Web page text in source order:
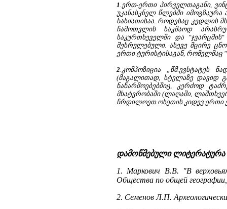
1 .ერთ-ერთი პირველთაგანი,
უკანასკნელ წლებში იმოგზაურა
ხასიათისაა. როდესაც კედლის
ჩამოთვლის საკმაოდ
საკურთხეველში და
შესრულებული. ასევე მცირე
ერთი ტურისტისაგან, რომელმაც
2 .კომპოზიცია „წმ.ევსტატეს
(მაგალითად, სტელაზე დავიდ
ნაწარმოებებშიც, კერძოდ
მხატვრობაში (ლაღაში,
ჩრდილოეთ ოსეთის კიდევ ერთი
დამოწმებული ლიტერატურა
1. Маркович В.В. "В
Общества по общей
2. Семенов Л.П.